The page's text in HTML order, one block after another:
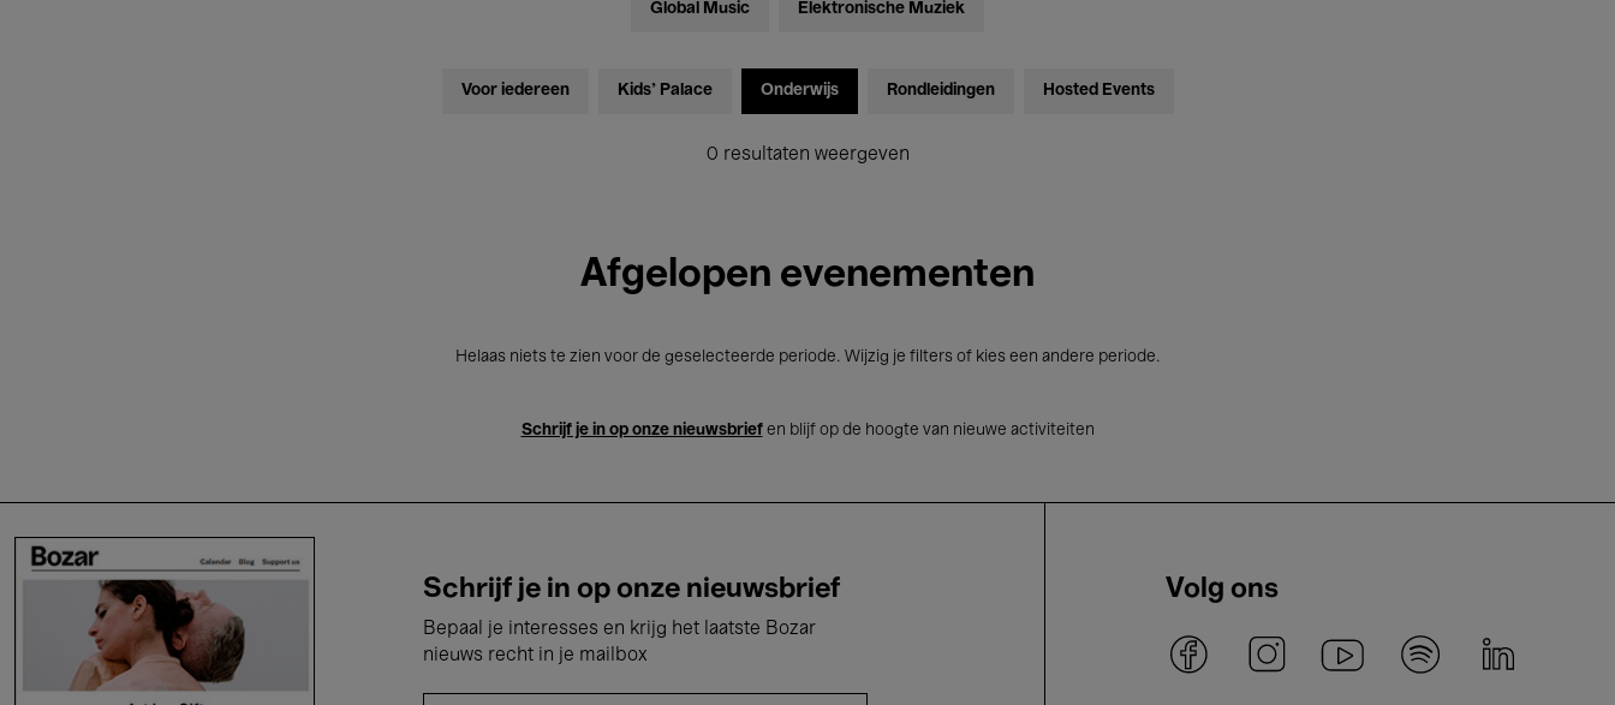
Global Music Elektronische Muziek
Voor iedereen Kids’ Palace Onderwijs Rondleidingen Hosted Events
0 resultaten weergeven
Afgelopen evenementen
Helaas niets te zien voor de geselecteerde periode. Wijzig je filters of kies een andere periode.
Schrijf je in op onze nieuwsbriefen blijf op de hoogte van nieuwe activiteiten
Schrijf je in op onze nieuwsbrief
Bepaal je interesses en krijg het laatste Bozar
nieuws recht in je mailbox
Volg ons